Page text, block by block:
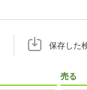
保存した
売る